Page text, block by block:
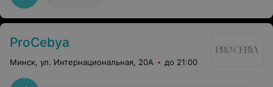
ProCebya
Минск, ул. Интернациональная, 20А до 21:00